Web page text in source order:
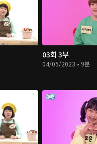
03회 3부
04/05/2023 • 9분